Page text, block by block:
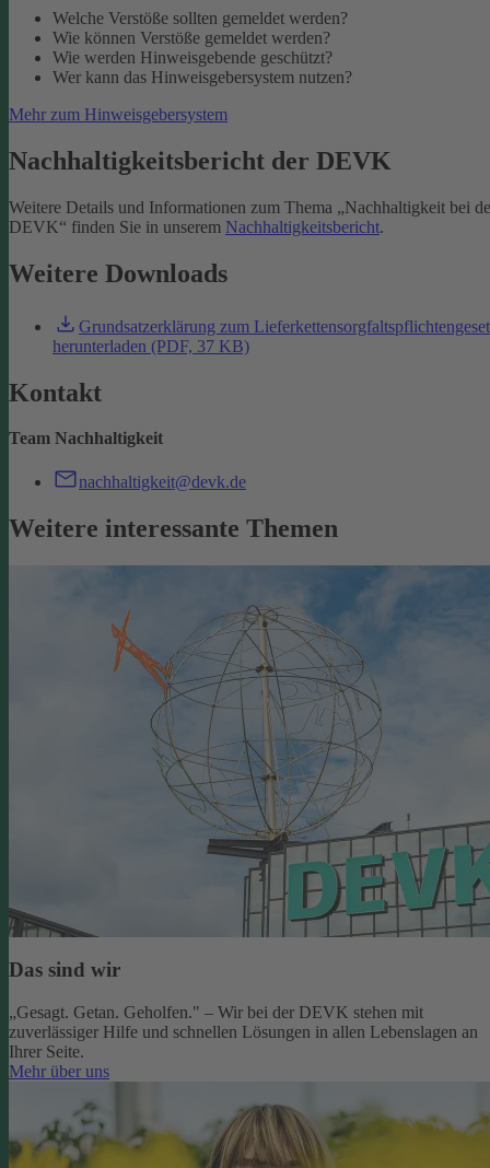
Welche Verstöße sollten gemeldet werden?
Wie können Verstöße gemeldet werden?
Wie werden Hinweisgebende geschützt?
Wer kann das Hinweisgebersystem nutzen?
Mehr zum Hinweisgebersystem
Nachhaltigkeitsbericht der DEVK
Weitere Details und Informationen zum Thema „Nachhaltigkeit bei
DEVK“ finden Sie in unserem Nachhaltigkeitsbericht.
Weitere Downloads
Grundsatzerklärung zum
herunterladen (PDF, 37 KB)
Kontakt
Team Nachhaltigkeit
nachhaltigkeit@devk.de
Weitere interessante Themen
Das sind wir
„Gesagt. Getan. Geholfen." – Wir bei der DEVK stehen mit
zuverlässiger Hilfe und schnellen Lösungen in allen Lebenslagen an
Ihrer Seite.
Mehr über uns